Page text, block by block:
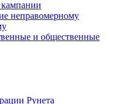
неправомерному
и общественные
Рунета